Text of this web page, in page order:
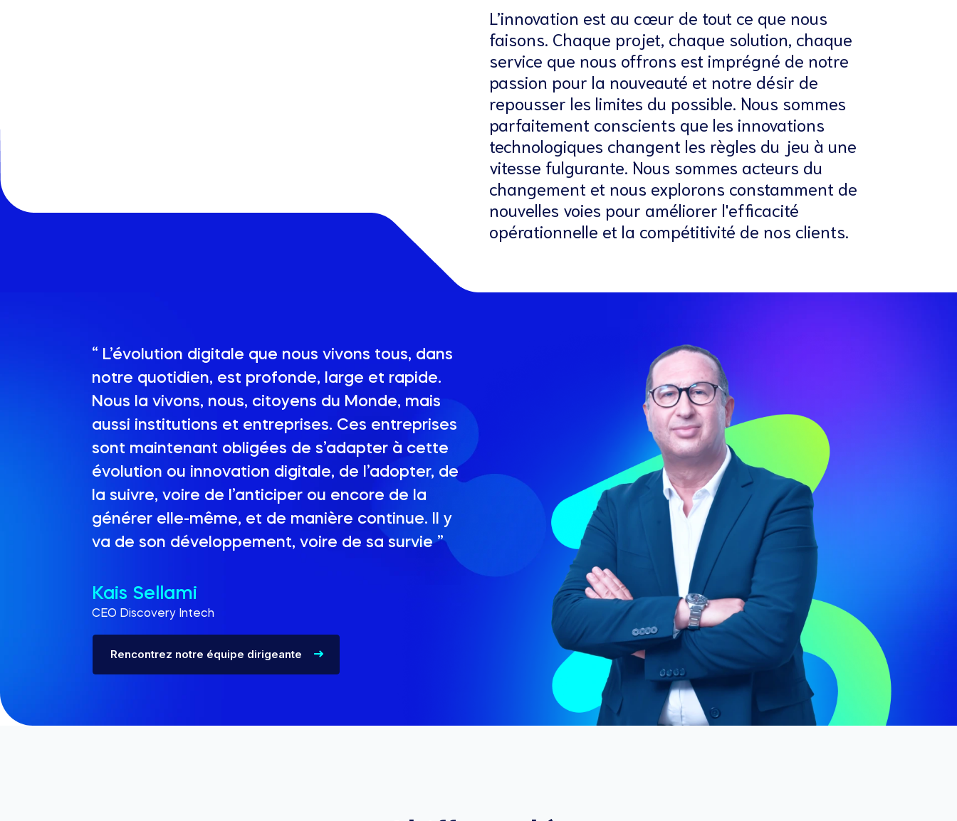
L’innovation est au cœur de tout ce que nous
faisons. Chaque projet, chaque solution, chaque
service que nous offrons est imprégné de notre
passion pour la nouveauté et notre désir de
repousser les limites du possible. Nous sommes
parfaitement conscients que les innovations
technologiques changent les règles du jeu à une
vitesse fulgurante. Nous sommes acteurs du
changement et nous explorons constamment de
nouvelles voies pour améliorer l'efficacité
opérationnelle et la compétitivité de nos clients.
“ L’évolution digitale que nous vivons tous, dans
notre quotidien, est profonde, large et rapide.
Nous la vivons, nous, citoyens du Monde, mais
aussi institutions et entreprises. Ces entreprises
sont maintenant obligées de s’adapter à cette
évolution ou innovation digitale, de l’adopter, de
la suivre, voire de l’anticiper ou encore de la
générer elle-même, et de manière continue. Il y
va de son développement, voire de sa survie ”
Kais Sellami
CEO Discovery Intech
Rencontrez notre équipe dirigeante